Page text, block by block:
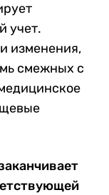
учет.
изменения,
смежных с